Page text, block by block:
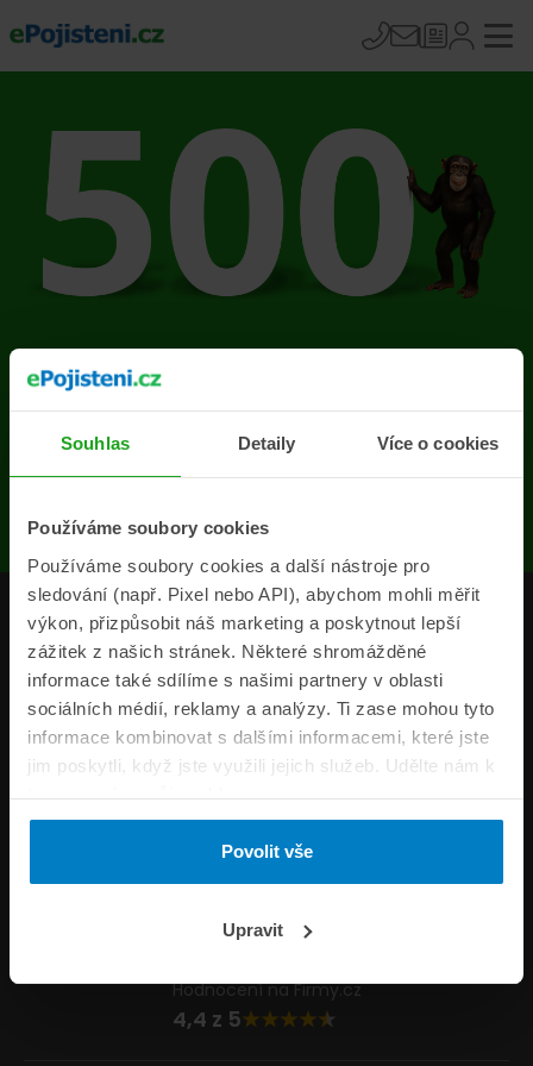
Souhlas Detaily Více o cookies
Používáme soubory cookies
Používáme soubory cookies a další nástroje pro
sledování (např. Pixel nebo API), abychom mohli měřit
výkon, přizpůsobit náš marketing a poskytnout lepší
zážitek z našich stránek. Některé shromážděné
informace také sdílíme s našimi partnery v oblasti
sociálních médií, reklamy a analýzy. Ti zase mohou tyto
informace kombinovat s dalšími informacemi, které jste
jim poskytli, když jste využili jejich služeb. Udělte nám k
tomu prosím svůj souhlas.
Povolit vše
Upravit
Na stránce se vyskytla
chyba
Produkty
Pojišťovny
Informace
ePojisteni.cz
Formuláře
Napište nám
Hodnocení na Firmy.cz
4,4 z 5